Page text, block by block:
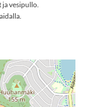
vesipullo.